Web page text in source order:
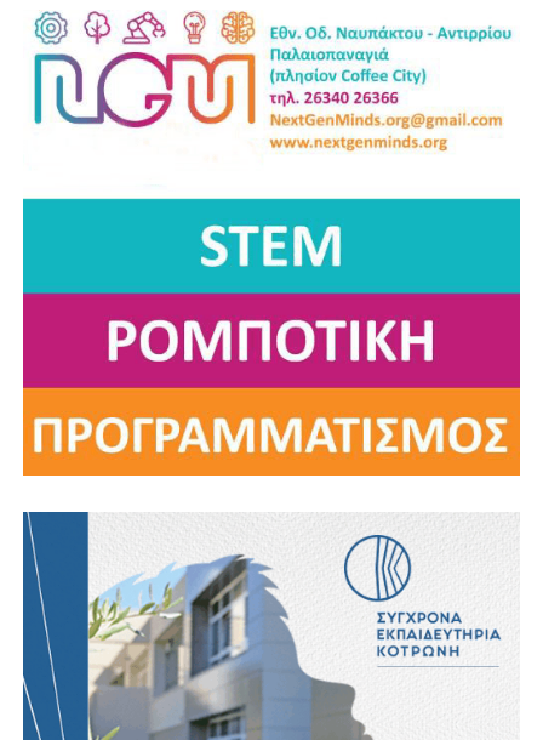
WiFi Analyzer — Ανάλυση του ασύρματου δικτύου
(για Android).
Μπορούμε επίσης να τρέξουμε speed test σε
διαφορετικές ώρες για να εντοπίσουμε μοτίβα ή να
παρατηρήσουμε το περιβάλλον μας: Αν η μουσική του
μάλλον βρήκαμε τον ένοχο!
Πώς θα τους διώξουμε οριστικά
Η πιο άμεση λύση είναι να αλλάξουμε τον κωδικό:
Αλλάζουμε τον κωδικό Wi-Fi από το gateway του
router και όποιος ήταν συνδεδεμένος με τον
παλιό θα πεταχτεί έξω.
Διαλέγουμε δυνατό κωδικό. Για το οικιακό μας
σημειώσουμε κάπου με ασφάλεια στο σπίτι.
Ελέγχουμε τον κωδικό διαχειριστή στο gateway.
Αν είναι κάτι σαν admin / admin, τον αλλάζουμε
αμέσως.
Αναβαθμίζουμε το πρωτόκολλο ασφαλείας σε
WPA3, μέσα από τις ρυθμίσεις ασφαλείας του
router.